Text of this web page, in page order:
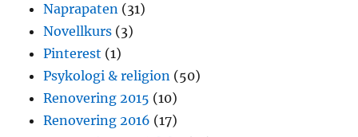
Naprapaten (31)
Novellkurs (3)
Pinterest (1)
Psykologi & religion (50)
Renovering 2015 (10)
Renovering 2016 (17)